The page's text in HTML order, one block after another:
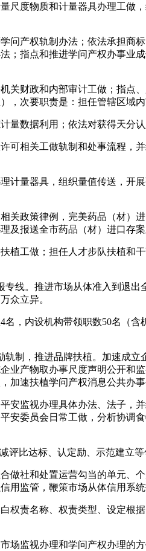
度物质和计量器具办理工做
产权轨制办法；依法承担商
指点和推进学问产权办事业
财政和内部审计工做；指点
次要职责是：担任管辖区域
数据利用；依法对获得天分认
相关工做轨制和处事流程，
量器具，组织量值传送，开
政策律例，完美药品（材）
及报送全市药品（材）进口存案
工做；担任人才步队扶植和
。推进市场从体准入到退出
众立异。
内设机构带领职数50名（含
，推进品牌扶植。加速成立
产物取办事尺度声明公开和
速扶植学问产权消息公共办
监视办理具体办法、法子，
委员会日常工做，分析协调
比达标、认定励、示范建立等
社和处置运营勾当的单元、
用监管，鞭策市场从体信用系统
责名称、权责类型、设定根
监视办理和学问产权办理的